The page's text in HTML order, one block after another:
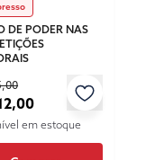
DE PODER NAS
em estoque